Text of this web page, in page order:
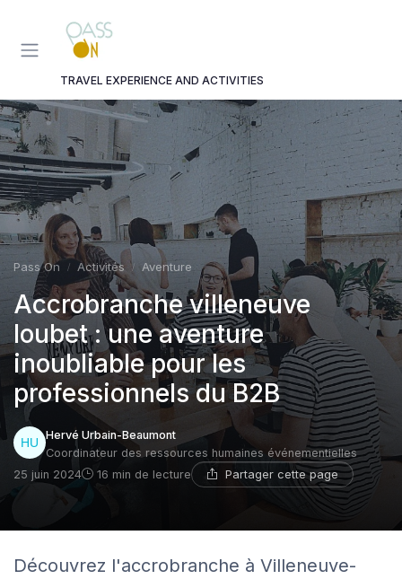
TRAVEL EXPERIENCE AND ACTIVITIES
Pass On Activités Aventure
Accrobranche villeneuve
loubet : une aventure
inoubliable pour les
professionnels du B2B
Hervé Urbain-Beaumont
Coordinateur des ressources humaines événementielles
25 juin 2024
16 min de lecture Partager cette page
Découvrez l'accrobranche à Villeneuve-